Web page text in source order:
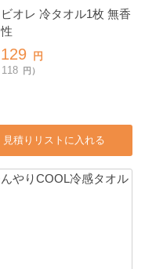
ビオレ 冷タオル1枚 無香
性
129 円
118 円）
見積りリストに入れる